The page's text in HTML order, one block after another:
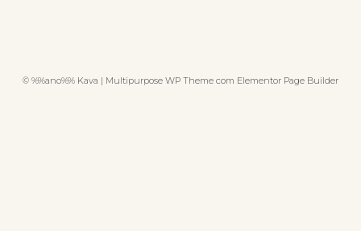
© %%ano%% Kava | Multipurpose WP Theme com Elementor Page Builder